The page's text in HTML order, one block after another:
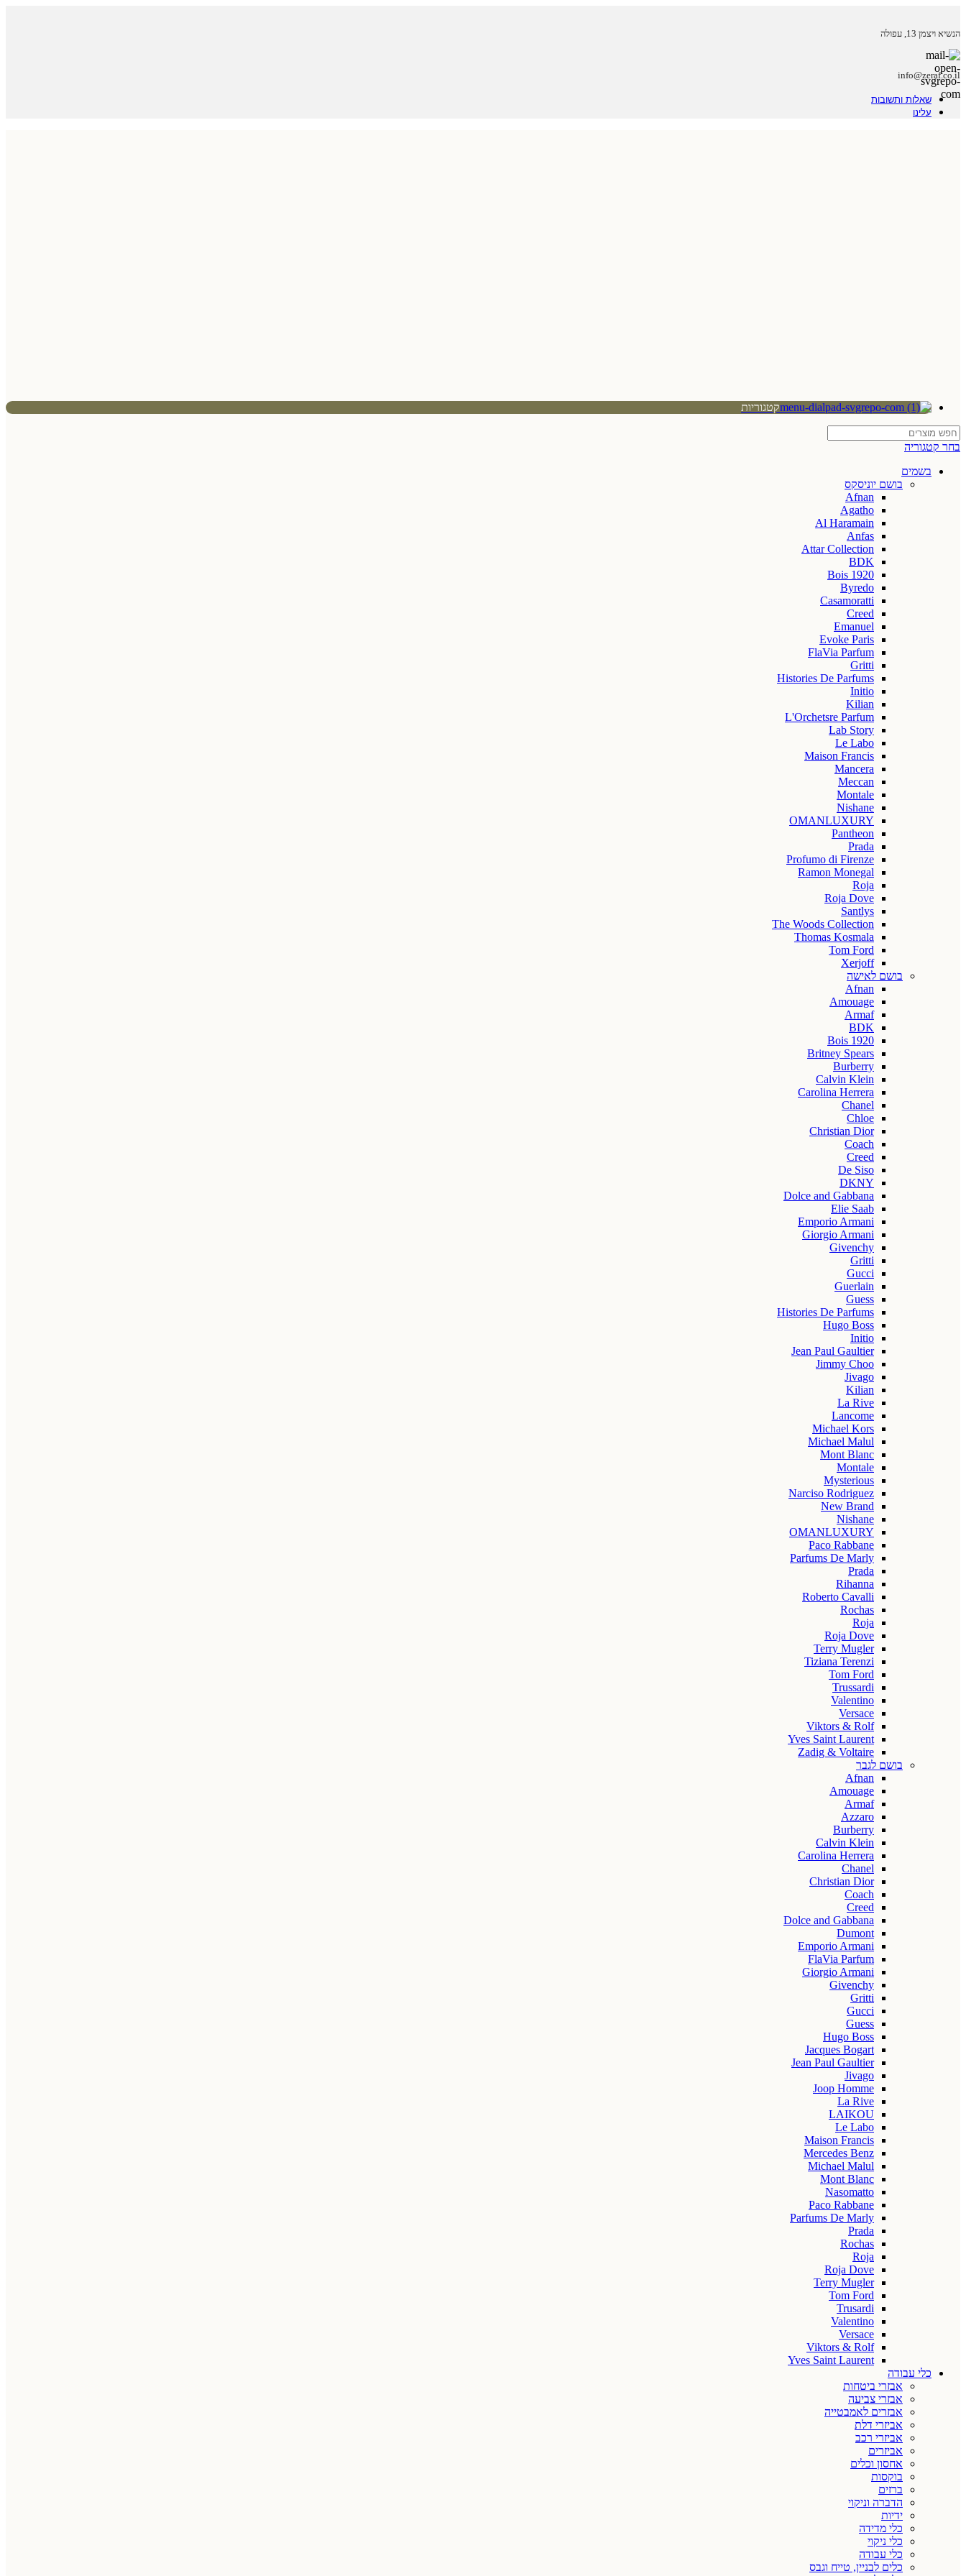
הנשיא ויצמן 13, עפולה
info@zeraf.co.il
שאלות ותשובות
עלינו
קטגוריות
בחר קטגוריה
בשמים
בושם יוניסקס
Afnan
Agatho
Al Haramain
Anfas
Attar Collection
BDK
Bois 1920
Byredo
Casamoratti
Creed
Emanuel
Evoke Paris
FlaVia Parfum
Gritti
Histories De Parfums
Initio
Kilian
L'Orchetsre Parfum
Lab Story
Le Labo
Maison Francis
Mancera
Meccan
Montale
Nishane
OMANLUXURY
Pantheon
Prada
Profumo di Firenze
Ramon Monegal
Roja
Roja Dove
Santlys
The Woods Collection
Thomas Kosmala
Tom Ford
Xerjoff
בושם לאישה
Afnan
Amouage
Armaf
BDK
Bois 1920
Britney Spears
Burberry
Calvin Klein
Carolina Herrera
Chanel
Chloe
Christian Dior
Coach
Creed
De Siso
DKNY
Dolce and Gabbana
Elie Saab
Emporio Armani
Giorgio Armani
Givenchy
Gritti
Gucci
Guerlain
Guess
Histories De Parfums
Hugo Boss
Initio
Jean Paul Gaultier
Jimmy Choo
Jivago
Kilian
La Rive
Lancome
Michael Kors
Michael Malul
Mont Blanc
Montale
Mysterious
Narciso Rodriguez
New Brand
Nishane
OMANLUXURY
Paco Rabbane
Parfums De Marly
Prada
Rihanna
Roberto Cavalli
Rochas
Roja
Roja Dove
Terry Mugler
Tiziana Terenzi
Tom Ford
Trussardi
Valentino
Versace
Viktors & Rolf
Yves Saint Laurent
Zadig & Voltaire
בושם לגבר
Afnan
Amouage
Armaf
Azzaro
Burberry
Calvin Klein
Carolina Herrera
Chanel
Christian Dior
Coach
Creed
Dolce and Gabbana
Dumont
Emporio Armani
FlaVia Parfum
Giorgio Armani
Givenchy
Gritti
Gucci
Guess
Hugo Boss
Jacques Bogart
Jean Paul Gaultier
Jivago
Joop Homme
La Rive
LAIKOU
Le Labo
Maison Francis
Mercedes Benz
Michael Malul
Mont Blanc
Nasomatto
Paco Rabbane
Parfums De Marly
Prada
Rochas
Roja
Roja Dove
Terry Mugler
Tom Ford
Trusardi
Valentino
Versace
Viktors & Rolf
Yves Saint Laurent
כלי עבודה
אבזרי ביטחות
אבזרי צביעה
אבזרים לאמבטייה
אביזרי דלת
אביזרי רכב
אביזרים
אחסון וכלים
בוקסות
ברזים
הדברה וניקוי
ידיות
כלי מדידה
כלי ניקוי
כלי עבודה
כלים לבניין, טייח וגבס